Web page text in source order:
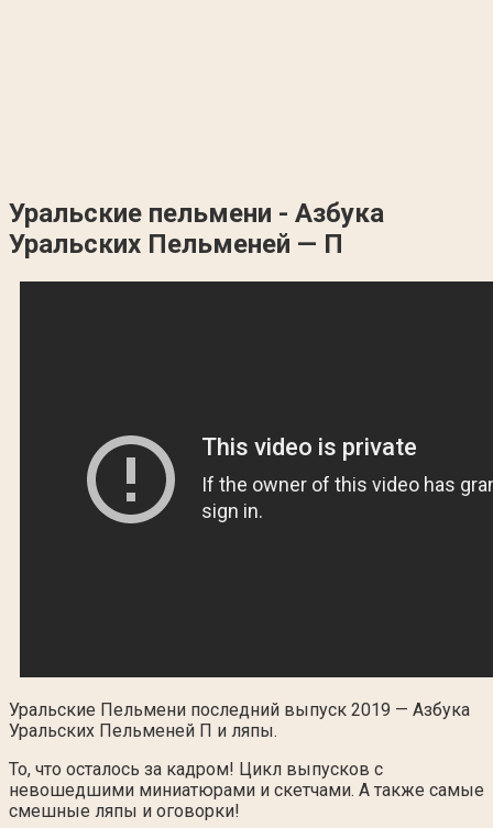
Уральские пельмени - Азбука
Уральских Пельменей — П
Уральские Пельмени последний выпуск 2019 — Азбука
Уральских Пельменей П и ляпы.
То, что осталось за кадром! Цикл выпусков с
невошедшими миниатюрами и скетчами. А также самые
смешные ляпы и оговорки!